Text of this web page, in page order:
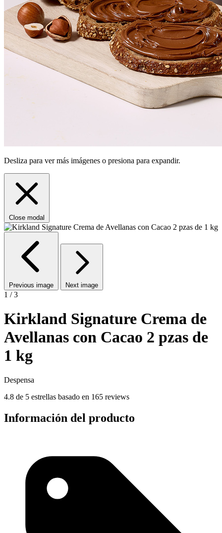
Desliza para ver más imágenes o presiona para expandir.
Close modal
Previous image Next image
1 / 3
Kirkland Signature Crema de
Avellanas con Cacao 2 pzas de
1 kg
Despensa
4.8 de 5 estrellas basado en 165 reviews
Información del producto